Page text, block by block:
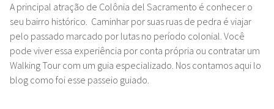
A principal atração de Colônia del Sacramento é conhecer o
seu bairro histórico. Caminhar por suas ruas de pedra é viajar
pelo passado marcado por lutas no período colonial. Você
pode viver essa experiência por conta própria ou contratar um
Walking Tour com um guia especializado. Nos contamos aqui lo
blog como foi esse passeio guiado.